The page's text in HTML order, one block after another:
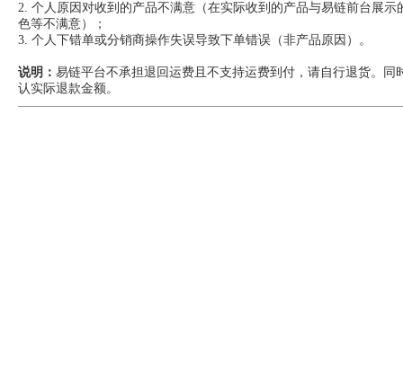
2. 个人原因对收到的产品不满意（在实际收到的产品与易链前台展
色等不满意）；
3. 个人下错单或分销商操作失误导致下单错误（非产品原因）。
说明： 易链平台不承担退回运费且不支持运费到付，请自行退货。
认实际退款金额。